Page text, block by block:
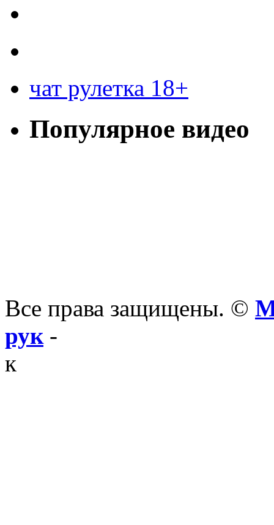
чат рулетка 18+
Популярное видео
Все права защищены. ©
рук-
к